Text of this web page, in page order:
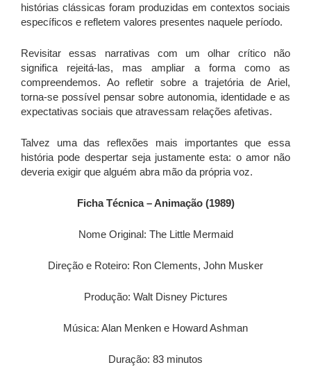
histórias clássicas foram produzidas em contextos sociais
específicos e refletem valores presentes naquele período.
Revisitar essas narrativas com um olhar crítico não
significa rejeitá-las, mas ampliar a forma como as
compreendemos. Ao refletir sobre a trajetória de Ariel,
torna-se possível pensar sobre autonomia, identidade e as
expectativas sociais que atravessam relações afetivas.
Talvez uma das reflexões mais importantes que essa
história pode despertar seja justamente esta: o amor não
deveria exigir que alguém abra mão da própria voz.
Ficha Técnica – Animação (1989)
Nome Original: The Little Mermaid
Direção e Roteiro: Ron Clements, John Musker
Produção: Walt Disney Pictures
Música: Alan Menken e Howard Ashman
Duração: 83 minutos